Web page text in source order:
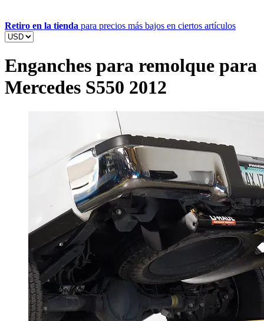
Retiro en la tienda para precios más bajos en ciertos artículos
Enganches para remolque para
Mercedes S550 2012